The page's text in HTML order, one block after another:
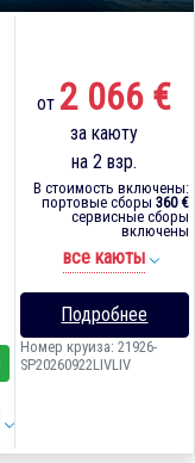
от 2 066 €
за каюту
на 2 взр.
В стоимость включены:
портовые сборы 360 €
сервисные сборы
включены
все каюты
Подробнее
Номер круиза: 21926-
SP20260922LIVLIV